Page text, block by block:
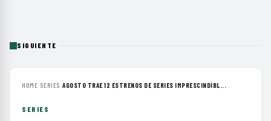
SIGUIENTE
HOME› SERIES ›AGOSTO TRAE 12 ESTRENOS DE SERIES IMPRESCINDIBL...
SERIES